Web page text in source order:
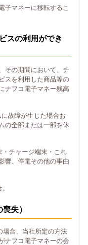
子マネーに移転するこ
スの利用ができ
その期間において、チ
スを利用した商品等の
ナフコ電子マネー残高
に故障が生じた場合お
の全部または一部を休
・チャージ端末・これ
響、停電その他の事由
失）
場合、当社所定の方法
ナフコ電子マネーの会